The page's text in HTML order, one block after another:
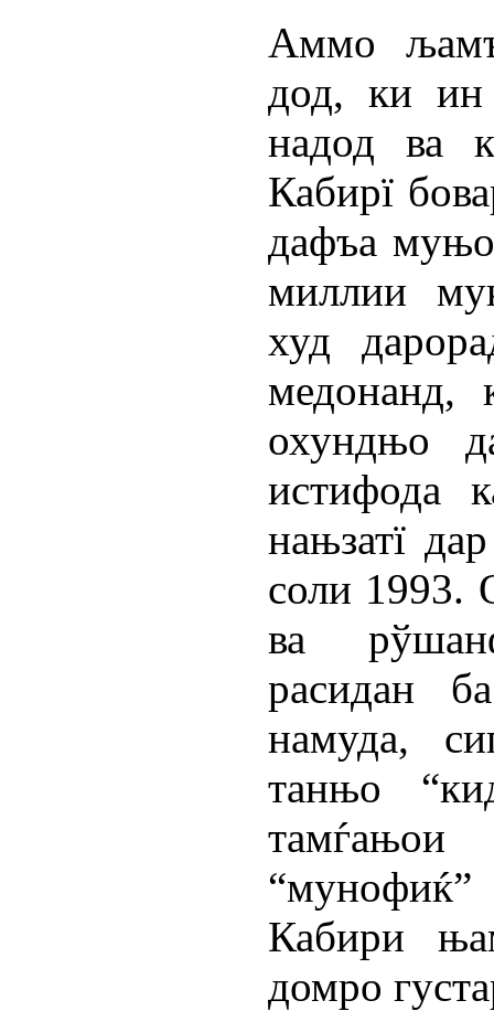
Аммо
дод, ки ин
надод ва
Кабирї
дафъа
миллии
худ
охундњо
истифода
нањзатї
соли 1993.
ва
расидан
намуда,
танњо
тамѓањои
Кабири
домро